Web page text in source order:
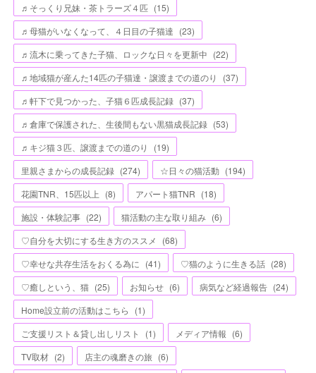
♬そっくり兄妹・茶トラーズ４匹 (15)
♬母猫がいなくなって、４日目の子猫達 (23)
♬流木に乗ってきた子猫、ロックな日々を更新中 (22)
♬地域猫が産んた14匹の子猫達・譲渡までの道のり
(37)
♬軒下で見つかった、子猫６匹成長記録 (37)
♬倉庫で保護された、生後間もない黒猫成長記録 (53)
♬キジ猫３匹、譲渡までの道のり
(19)
里親さまからの成長記録 (274) ☆日々の猫活動 (194)
花園TNR、15匹以上 (8) アパート猫TNR (18)
施設・体験記事 (22) 猫活動の主な取り組み (6)
♡自分を大切にする生き方のススメ
(68)
♡幸せな共存生活をおくる為に (41) ♡猫のように生きる話 (28)
♡癒しという、猫 (25) お知らせ (6) 病気など経過報告 (24)
Home設立前の活動はこちら
(1)
ご支援リスト＆貸し出しリスト
(1) メディア情報 (6)
TV取材 (2) 店主の魂磨きの旅 (6)